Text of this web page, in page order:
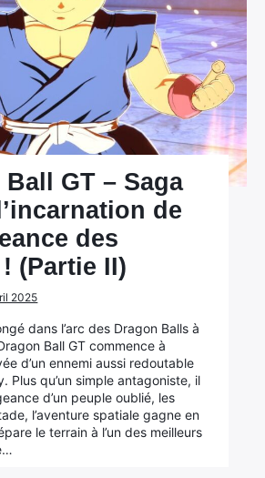
GT – Saga
de
des
(Partie II)
2025
dans l’arc des Dragon Balls à
Ball GT commence à
d’un ennemi aussi redoutable
Plus qu’un simple antagoniste, il
d’un peuple oublié, les
l’aventure spatiale gagne en
le terrain à l’un des meilleurs